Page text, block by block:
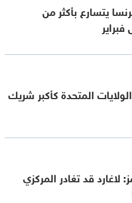
يتسارع بأكثر من
المتحدة كأكبر شريك
لاغارد قد تغادر المركزي